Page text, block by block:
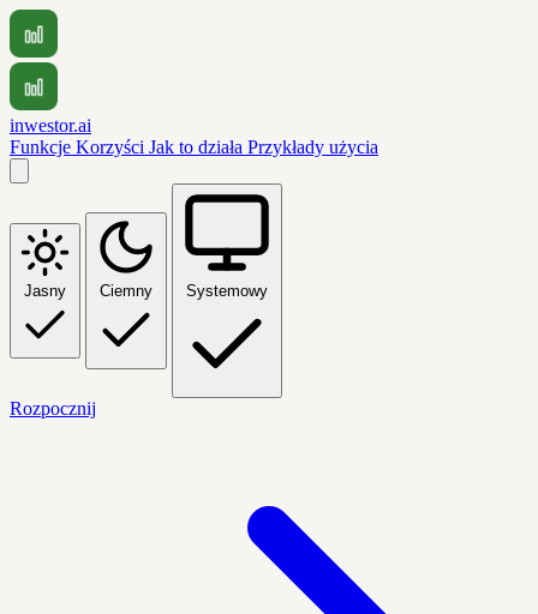
inwestor.ai
Funkcje Korzyści Jak to działa Przykłady użycia
Jasny Ciemny Systemowy
Rozpocznij